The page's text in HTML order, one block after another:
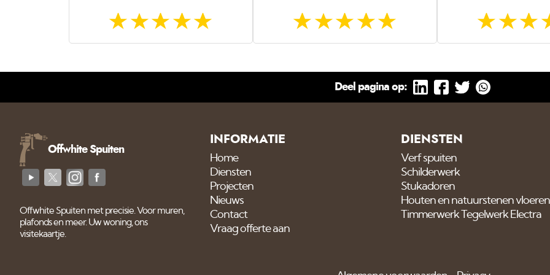
Deel pagina op:
Offwhite Spuiten
Offwhite Spuiten met precisie. Voor muren,
plafonds en meer. Uw woning, ons
visitekaartje.
INFORMATIE
Home
Diensten
Projecten
Nieuws
Contact
Vraag offerte aan
DIENSTEN
Verf spuiten
Schilderwerk
Stukadoren
Houten en natuurstenen vloeren
Timmerwerk Tegelwerk Electra